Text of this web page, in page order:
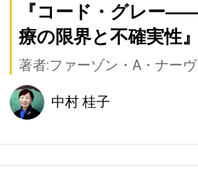
『コード・グレー
療の限界と不確実性
著者:ファーゾン・A・ナー
中村 桂子